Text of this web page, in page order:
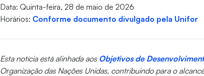
Data: Quinta-feira, 28 de maio de 2026
Horários: Conforme documento divulgado pela Unifor
Esta notícia está alinhada aos Objetivos de
Organização das Nações Unidas, contribuindo para o